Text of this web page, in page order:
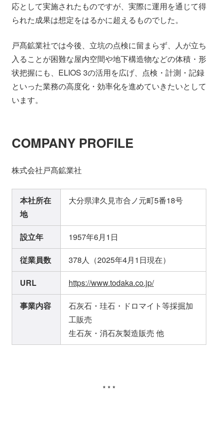
応として実施されたものですが、実際に運用を通じて得
られた成果は想定をはるかに超えるものでした。
戸髙鉱業社では今後、立坑の点検に留まらず、人が立ち
入ることが困難な屋内空間や地下構造物などの体積・形
状把握にも、ELIOS 3の活用を広げ、点検・計測・記録
といった業務の高度化・効率化を進めていきたいとして
います。
COMPANY PROFILE
株式会社戸髙鉱業社
本社所在
地
大分県津久見市合ノ元町5番18号
設立年 1957年6月1日
従業員数 378人（2025年4月1日現在）
URL https://www.todaka.co.jp/
事業内容
石灰石・珪石・ドロマイト等採掘加
工販売
生石灰・消石灰製造販売 他
* * *